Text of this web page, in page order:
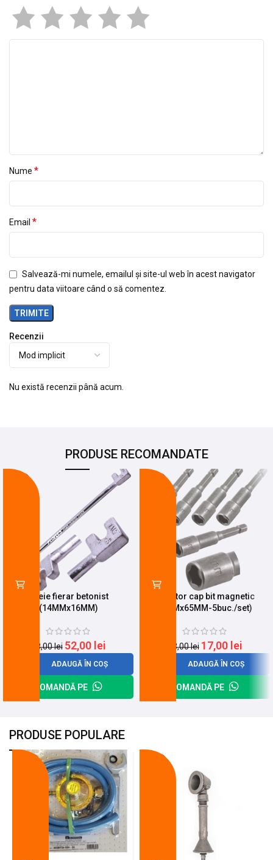
Recenzii
Nu există recenzii până acum.
Nume *
Email *
Salvează-mi numele, emailul și site-ul web în acest navigator
pentru data viitoare când o să comentez.
PRODUSE RECOMANDATE
Cheie fierar betonist
(14MMx16MM)
68,00lei 52,00 lei
ADAUGĂ ÎN COȘ
COMANDĂ PE
Adaptor cap bit magnetic
(8MMx65MM-5buc./set)
23,00lei 17,00 lei
ADAUGĂ ÎN COȘ
COMANDĂ PE
PRODUSE POPULARE